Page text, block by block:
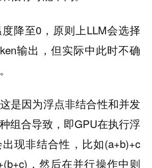
降至0，原则上LLM会选择
输出，但实际中此时不确
是因为浮点非结合性和并发
组合导致，即GPU在执行浮
现非结合性，比如(a+b)+c
，然后在并行操作中则